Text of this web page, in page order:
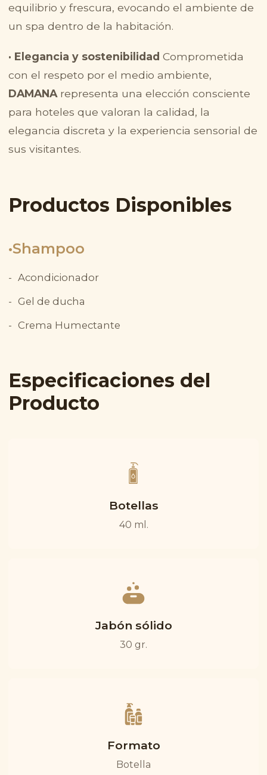
equilibrio y frescura, evocando el ambiente de
un spa dentro de la habitación.
· Elegancia y sostenibilidad Comprometida
con el respeto por el medio ambiente,
DAMANA representa una elección consciente
para hoteles que valoran la calidad, la
elegancia discreta y la experiencia sensorial de
sus visitantes.
Productos Disponibles
Shampoo
Acondicionador
Gel de ducha
Crema Humectante
Especificaciones del
Producto
Botellas
40 ml.
Jabón sólido
30 gr.
Formato
Botella